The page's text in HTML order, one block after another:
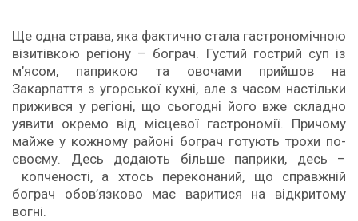
Ще одна страва, яка фактично стала гастрономічною
візитівкою регіону – бограч. Густий гострий суп із
м’ясом, паприкою та овочами прийшов на
Закарпаття з угорської кухні, але з часом настільки
прижився у регіоні, що сьогодні його вже складно
уявити окремо від місцевої гастрономії. Причому
майже у кожному районі бограч готують трохи по-
своєму. Десь додають більше паприки, десь –
копченості, а хтось переконаний, що справжній
бограч обов’язково має варитися на відкритому
вогні.